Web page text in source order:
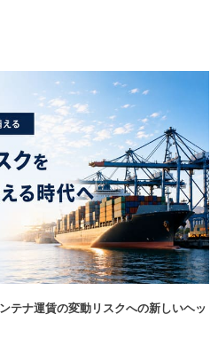
テナ運賃の変動リスクへの新しいヘッ